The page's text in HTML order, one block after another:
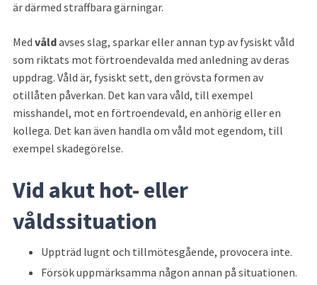
är därmed straffbara gärningar.
Med våld avses slag, sparkar eller annan typ av fysiskt våld
som riktats mot förtroendevalda med anledning av deras
uppdrag. Våld är, fysiskt sett, den grövsta formen av
otillåten påverkan. Det kan vara våld, till exempel
misshandel, mot en förtroendevald, en anhörig eller en
kollega. Det kan även handla om våld mot egendom, till
exempel skadegörelse.
Vid akut hot- eller
våldssituation
Uppträd lugnt och tillmötesgående, provocera inte.
Försök uppmärksamma någon annan på situationen.